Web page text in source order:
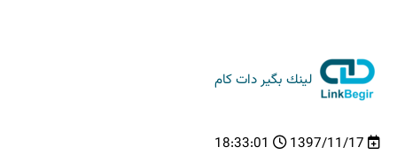
لینك بگیر دات كام
1397/11/17
18:33:01